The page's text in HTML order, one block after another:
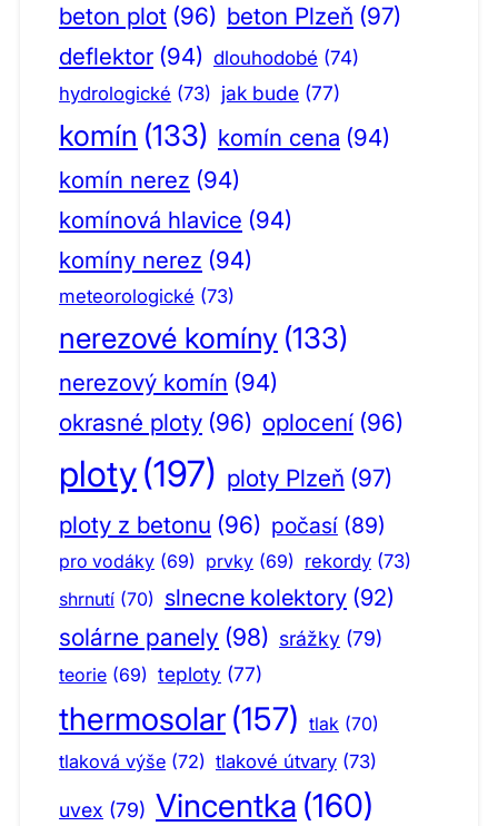
beton plot (96) beton Plzeň (97)
deflektor (94) dlouhodobé (74)
hydrologické (73) jak bude (77)
komín (133) komín cena (94)
komín nerez (94)
komínová hlavice (94)
komíny nerez (94)
meteorologické (73)
nerezové komíny (133)
nerezový komín (94)
okrasné ploty (96) oplocení (96)
ploty(197) ploty Plzeň (97)
ploty z betonu (96) počasí (89)
pro vodáky (69) prvky (69) rekordy (73)
shrnutí (70) slnecne kolektory (92)
solárne panely (98) srážky (79)
teorie (69) teploty (77)
thermosolar (157) tlak (70)
tlaková výše (72) tlakové útvary (73)
uvex (79) Vincentka (160)